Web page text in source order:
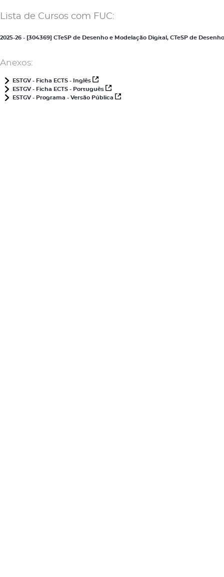
Lista de Cursos com FUC:
2025-26 - [304369] CTeSP de Desenho e Modelação Digital, CTeSP de
Anexos:
ESTGV - Ficha ECTS - Inglês
ESTGV - Ficha ECTS - Português
ESTGV - Programa - Versão Pública